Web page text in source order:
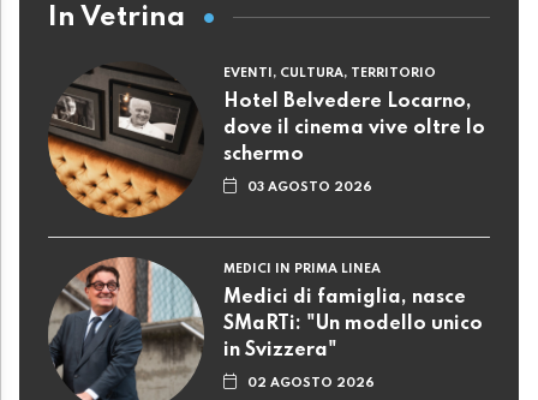
In Vetrina
EVENTI, CULTURA, TERRITORIO
Hotel Belvedere Locarno,
dove il cinema vive oltre lo
schermo
03 AGOSTO 2026
MEDICI IN PRIMA LINEA
Medici di famiglia, nasce
SMaRTi: "Un modello unico
in Svizzera"
02 AGOSTO 2026